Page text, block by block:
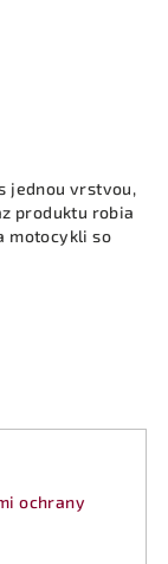
s jednou vrstvou,
produktu robia
motocykli so
ochrany